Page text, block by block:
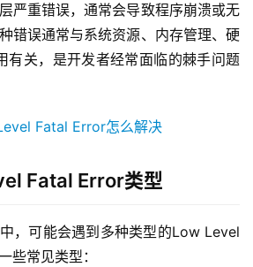
严重错误，通常会导致程序崩溃或无
错误通常与系统资源、内存管理、硬
有关，是开发者经常面临的棘手问题
Fatal Error类型
，可能会遇到多种类型的Low Level
些常见类型：